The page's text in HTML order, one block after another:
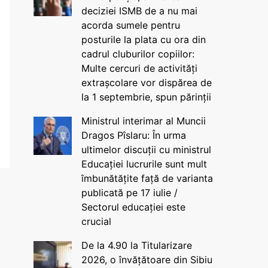
deciziei ISMB de a nu mai
acorda sumele pentru
posturile la plata cu ora din
cadrul cluburilor copiilor:
Multe cercuri de activități
extrașcolare vor dispărea de
la 1 septembrie, spun părinții
Ministrul interimar al Muncii
Dragos Pîslaru: În urma
ultimelor discuții cu ministrul
Educației lucrurile sunt mult
îmbunătățite față de varianta
publicată pe 17 iulie /
Sectorul educației este
crucial
De la 4.90 la Titularizare
2026, o învățătoare din Sibiu